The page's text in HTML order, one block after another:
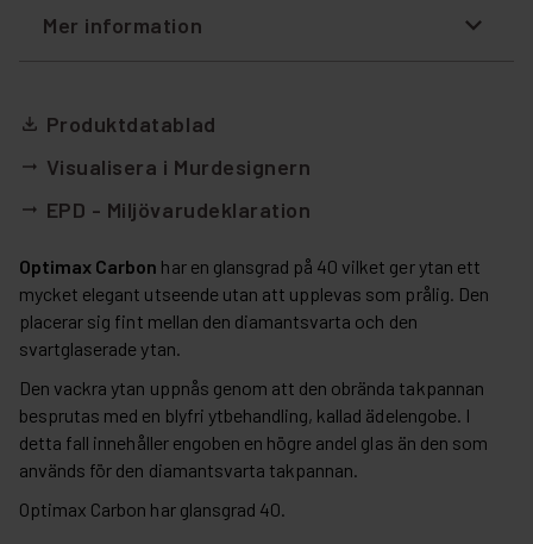
Mer information
file_download Produktdatablad
arrow_right_alt Visualisera i Murdesignern
arrow_right_alt EPD - Miljövarudeklaration
Optimax Carbon har en glansgrad på 40 vilket ger ytan ett
mycket elegant utseende utan att upplevas som prålig. Den
placerar sig fint mellan den diamantsvarta och den
svartglaserade ytan.
Den vackra ytan uppnås genom att den obrända takpannan
besprutas med en blyfri ytbehandling, kallad ädelengobe. I
detta fall innehåller engoben en högre andel glas än den som
används för den diamantsvarta takpannan.
Optimax Carbon har glansgrad 40.